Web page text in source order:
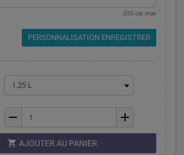
250 car. max
PERSONNALISATION ENREGISTRER
remove add
 AJOUTER AU PANIER